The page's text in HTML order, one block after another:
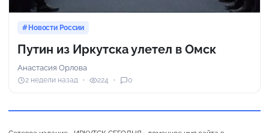
Новости России
Путин из Иркутска улетел в Омск
Анастасия Орлова
2 недели назад 224 0